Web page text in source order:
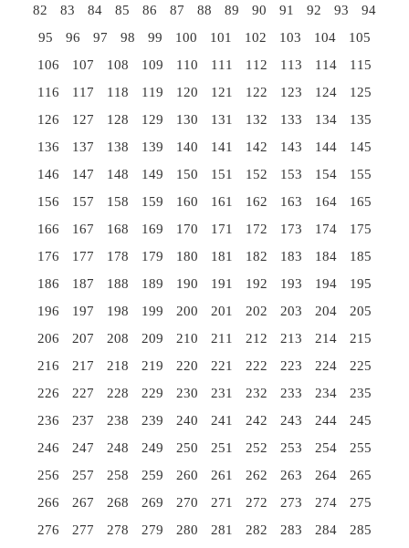
82
83 84 85 86 87 88 89 90 91 92 93
94
95
96 97 98 99 100 101 102 103 104
105
106
107 108 109 110 111 112 113 114
115
116
117 118 119 120 121 122 123 124
125
126
127 128 129 130 131 132 133 134
135
136
137 138 139 140 141 142 143 144
145
146
147 148 149 150 151 152 153 154
155
156
157 158 159 160 161 162 163 164
165
166
167 168 169 170 171 172 173 174
175
176
177 178 179 180 181 182 183 184
185
186
187 188 189 190 191 192 193 194
195
196
197 198 199 200 201 202 203 204
205
206
207 208 209 210 211 212 213 214
215
216
217 218 219 220 221 222 223 224
225
226
227 228 229 230 231 232 233 234
235
236
237 238 239 240 241 242 243 244
245
246
247 248 249 250 251 252 253 254
255
256
257 258 259 260 261 262 263 264
265
266
267 268 269 270 271 272 273 274
275
276
277 278 279 280 281 282 283 284
285